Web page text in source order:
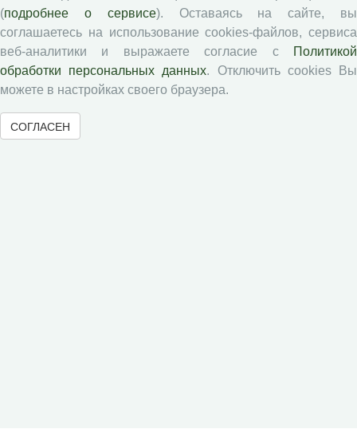
Экономические и социальные перемены
Вопросы территориального развития
Социальное пространство
Юный экономист
АгроЗооТехника
(подробнее о сервисе). Оставаясь на сайте, вы
соглашаетесь на использование cookies-файлов, сервиса
веб-аналитики и выражаете согласие с
Политикой
обработки персональных данных. Отключить cookies Вы
можете в настройках своего браузера.
СОГЛАСЕН